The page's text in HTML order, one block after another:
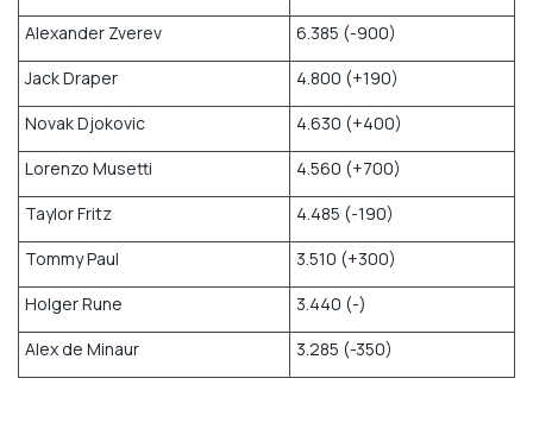
Alexander Zverev
6.385 (-900)
Jack Draper
4.800 (+190)
Novak Djokovic
4.630 (+400)
Lorenzo Musetti
4.560 (+700)
Taylor Fritz
4.485 (-190)
Tommy Paul
3.510 (+300)
Holger Rune
3.440 (-)
Alex de Minaur
3.285 (-350)